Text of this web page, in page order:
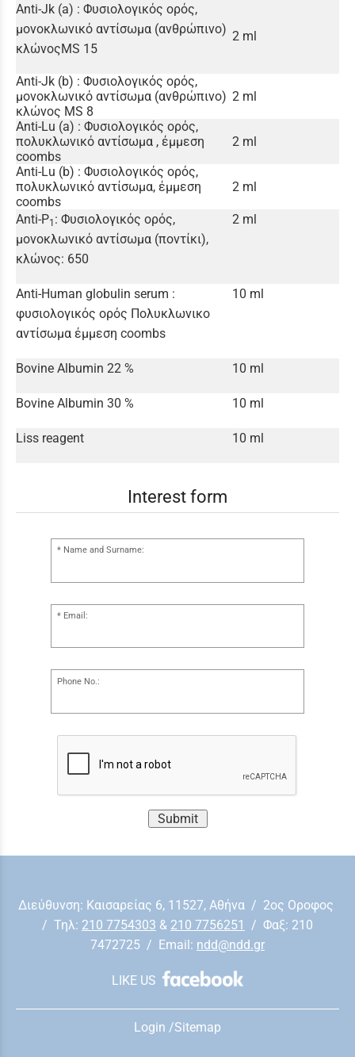
Anti-Jk (a) : Φυσιολογικός ορός,
μονοκλωνικό αντίσωμα (ανθρώπινο)
κλώνοςMS 15
2 ml
Anti-Jk (b) : Φυσιολογικός ορός,
μονοκλωνικό αντίσωμα (ανθρώπινο)
κλώνος MS 8
2 ml
Anti-Lu (a) : Φυσιολογικός ορός,
πολυκλωνικό αντίσωμα , έμμεση
coombs
2 ml
Anti-Lu (b) : Φυσιολογικός ορός,
πολυκλωνικό αντίσωμα, έμμεση
coombs
2 ml
Anti-P1 : Φυσιολογικός ορός,
μονοκλωνικό αντίσωμα (ποντίκι),
κλώνος: 650
2 ml
Anti-Human globulin serum :
φυσιολογικός ορός Πολυκλωνικο
αντίσωμα έμμεση coombs
10 ml
Bovine Albumin 22 % 10 ml
Bovine Albumin 30 % 10 ml
Liss reagent 10 ml
Interest form
Name and Surname:
Email:
Phone No.:
Submit
Διεύθυνση: Kαισαρείας 6, 11527, Αθήνα / 2ος Οροφος
/ Τηλ: 210 7754303 & 210 7756251 / Φαξ: 210
7472725 / Εmail: ndd@ndd.gr
LIKE US
Login /Sitemap